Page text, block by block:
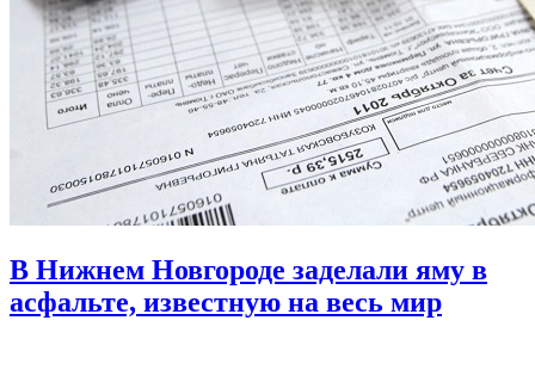
В Нижнем Новгороде заделали яму в
асфальте, известную на весь мир